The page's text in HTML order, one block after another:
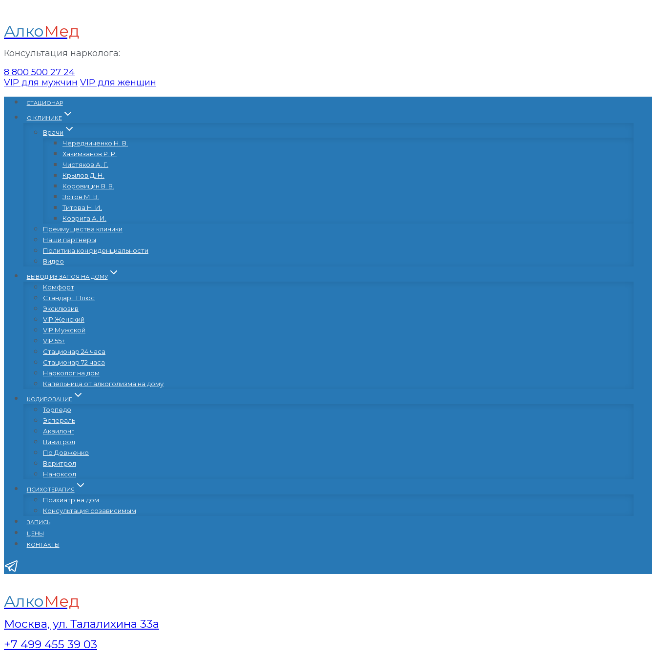
АлкоМед
Консультация нарколога:
8 800 500 27 24
VIP для мужчин VIP для женщин
Перейти
содержанию
CТАЦИОНАР
О КЛИНИКЕ
Врачи
Чередниченко Н. В.
Хакимзанов Р. Р.
Чистяков А. Г.
Крылов Д. Н.
Коровицин В. В.
Зотов М. В.
Титова Н. И.
Коврига А. И.
Преимущества клиники
Наши партнеры
Политика конфиденциальности
Видео
ВЫВОД ИЗ ЗАПОЯ НА ДОМУ
Комфорт
Стандарт Плюс
Эксклюзив
VIP Женский
VIP Мужской
VIP 55+
Стационар 24 часа
Стационар 72 часа
Нарколог на дом
Капельница от алкоголизма на дому
КОДИРОВАНИЕ
Торпедо
Эспераль
Аквилонг
Вивитрол
По Довженко
Веритрол
Наноксол
ПСИХОТЕРАПИЯ
Психиатр на дом
Консультация созависимым
ЗАПИСЬ
ЦЕНЫ
КОНТАКТЫ
АлкоМед
Москва, ул. Талалихина 33а
+7 499 455 39 03